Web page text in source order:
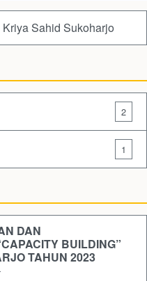
Sahid Sukoharjo
2
1
DAN
BUILDING”
TAHUN 2023